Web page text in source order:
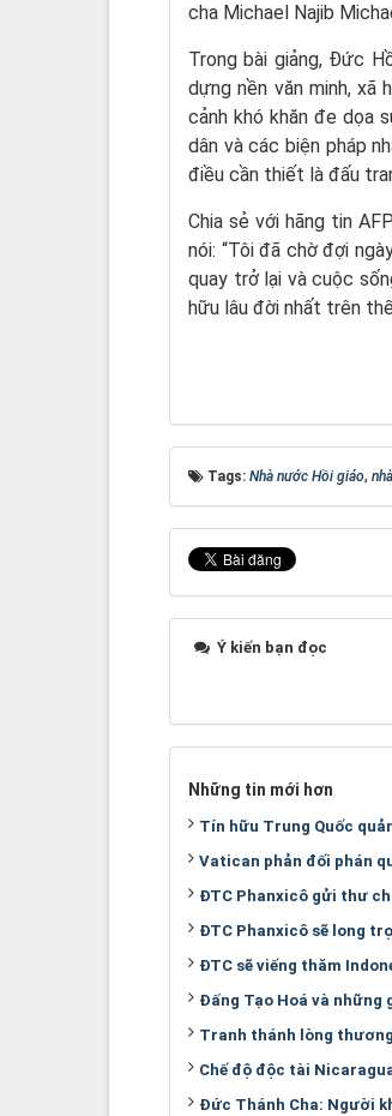
cha Michael Najib
Trong bài giảng, Đức
dựng nền văn minh, xã
cảnh khó khăn đe dọa
dân và các biện pháp
điều cần thiết là đấu
Chia sẻ với hãng tin
nói: “Tôi đã chờ đợi
quay trở lại và cuộc
hữu lâu đời nhất trên
Tags: Nhà nước Hồi giáo,
Ý kiến bạn đọc
Những tin mới hơn
Tín hữu Trung Quốc
Vatican phản đối phán
ĐTC Phanxicô gửi thư
ĐTC Phanxicô sẽ long
ĐTC sẽ viếng thăm
Đấng Tạo Hoá và những
Tranh thánh lòng
Chế độ độc tài
Đức Thánh Cha: Người